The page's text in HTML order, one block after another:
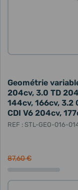
Geométrie
204cv, 3.0 TD
144cv, 166cv, 3.2
CDI V6 204cv,
REF : STL-GEO-016-
87,60 €